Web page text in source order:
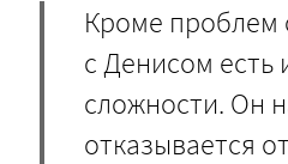
Кроме проблем
с Денисом есть
сложности. Он
отказывается